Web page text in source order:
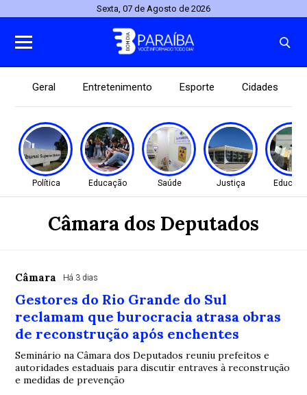
Sexta, 07 de Agosto de 2026
Geral Entretenimento Esporte Cidades
Política Educação Saúde Justiça
Câmara dos Deputados
Câmara Há 3 dias
Gestores do Rio Grande do Sul
reclamam que burocracia atrasa obras
de reconstrução após enchentes
Seminário na Câmara dos Deputados reuniu prefeitos e
autoridades estaduais para discutir entraves à reconstrução
e medidas de prevenção